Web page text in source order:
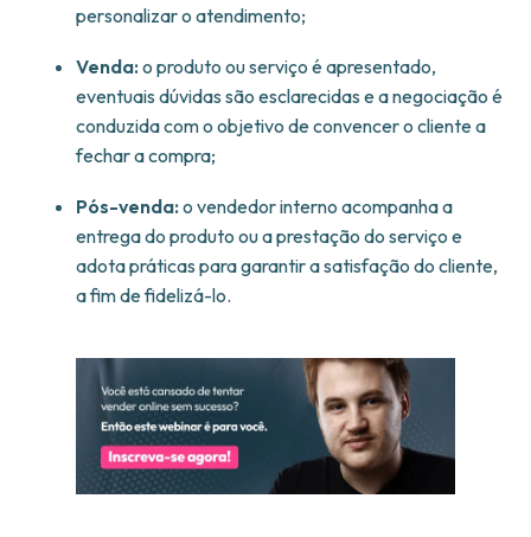
personalizar o atendimento;
Venda: o produto ou serviço é apresentado,
eventuais dúvidas são esclarecidas e a negociação é
conduzida com o objetivo de convencer o cliente a
fechar a compra;
Pós-venda: o vendedor interno acompanha a
entrega do produto ou a prestação do serviço e
adota práticas para garantir a satisfação do cliente,
a fim de fidelizá-lo.